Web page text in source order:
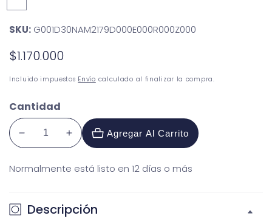
Oro
rosa
SKU: G001D30NAM2179D000E000R000Z000
Precio
habitual
$1.170.000
Incluido impuestos Envío calculado al finalizar la compra.
Cantidad
Reducir
para
crystal
Aumentar
para
crystal
Agregar Al Carrito
Normalmente está listo en 12 días o más
Descripción